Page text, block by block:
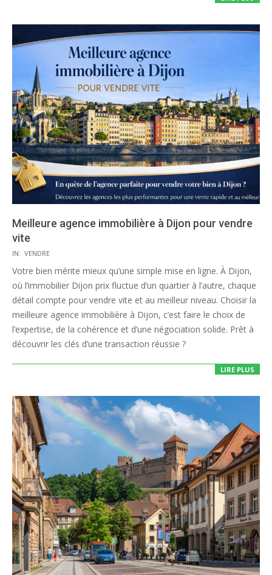
Meilleure agence immobilière à Dijon pour vendre
vite
2026-
02-
16
IN: VENDRE
Votre bien mérite mieux qu’une simple mise en ligne. À Dijon,
où l’immobilier Dijon prix fluctue d’un quartier à l’autre, chaque
détail compte pour vendre vite et au meilleur niveau. Choisir la
meilleure agence immobilière à Dijon, c’est faire le choix de
l’expertise, de la cohérence et d’une négociation solide. Prêt à
découvrir les clés d’une transaction réussie ?
LIRE PLUS